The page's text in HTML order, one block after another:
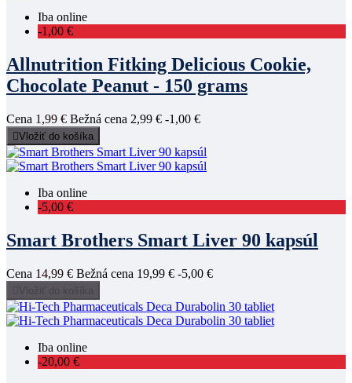
Iba online
-1,00 €
Allnutrition Fitking Delicious Cookie,
Chocolate Peanut - 150 grams
Cena 1,99 € Bežná cena 2,99 € -1,00 €
Vložiť do košíka
Iba online
-5,00 €
Smart Brothers Smart Liver 90 kapsúl
Cena 14,99 € Bežná cena 19,99 € -5,00 €
Vložiť do košíka
Iba online
-20,00 €